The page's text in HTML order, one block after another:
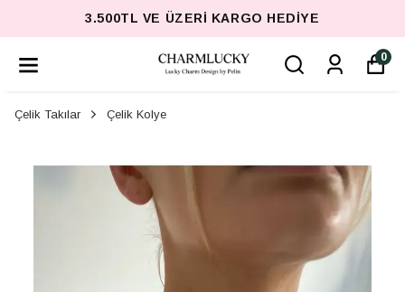
3.500TL VE ÜZERI KARGO HEDIYE
0
Çelik Takılar Çelik Kolye